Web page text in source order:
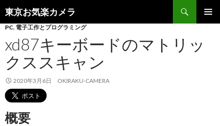
東京お気楽カメラ
検
索
ン
テ
ン
ツ
へ
ス
キ
ッ
プ
PC, 電子工作とプログラミング
xd87キーボードのマトリッ
クススキャン
2020年3月6日 OKIRAKU-CAMERA
概要